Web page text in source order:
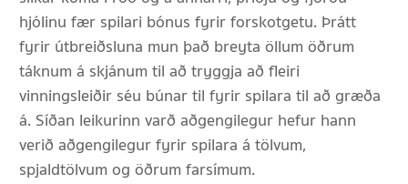
hjólinu fær spilari bónus fyrir forskotgetu. Þrátt
fyrir útbreiðsluna mun það breyta öllum öðrum
táknum á skjánum til að tryggja að fleiri
vinningsleiðir séu búnar til fyrir spilara til að græða
á. Síðan leikurinn varð aðgengilegur hefur hann
verið aðgengilegur fyrir spilara á tölvum,
spjaldtölvum og öðrum farsímum.